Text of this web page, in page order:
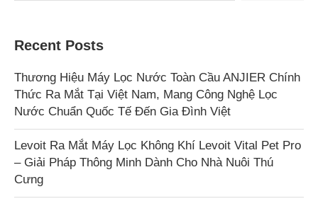
Recent Posts
Thương Hiệu Máy Lọc Nước Toàn Cầu ANJIER Chính
Thức Ra Mắt Tại Việt Nam, Mang Công Nghệ Lọc
Nước Chuẩn Quốc Tế Đến Gia Đình Việt
Levoit Ra Mắt Máy Lọc Không Khí Levoit Vital Pet Pro
– Giải Pháp Thông Minh Dành Cho Nhà Nuôi Thú
Cưng